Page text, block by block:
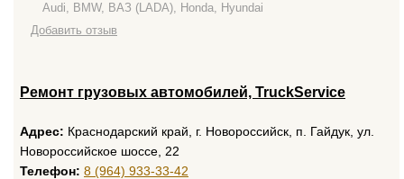
Audi, BMW, ВАЗ (LADA), Honda, Hyundai
Добавить отзыв
Ремонт грузовых автомобилей, TruckService
Адрес: Краснодарский край, г. Новороссийск, п. Гайдук, ул.
Новороссийское шоссе, 22
Телефон: 8 (964) 933-33-42